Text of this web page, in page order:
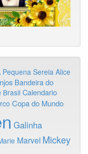
Pequena Sereia Alice
Bandeira do
Brasil Calendario
Copa do Mundo
Galinha
Marvel Mickey